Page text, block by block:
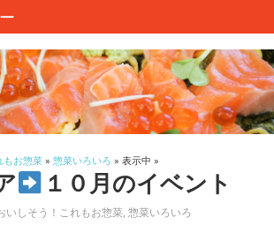
もお惣菜» 惣菜いろいろ » 表示中 »
１０月のイベント
いしそう！これもお惣菜, 惣菜いろいろ